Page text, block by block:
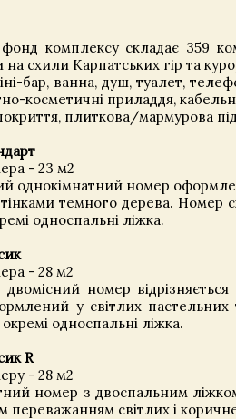
комплексу складає 359
схили Карпатських гір та
бар, ванна, душ, туалет,
косметичні приладдя,
плиткова/мармурова
- 23 м2
однокімнатний номер
темного дерева. Номер
односпальні ліжка.
- 28 м2
номер
у світлих пастельних
односпальні ліжка.
R
- 28 м2
номер з двоспальним
переважанням світлих і